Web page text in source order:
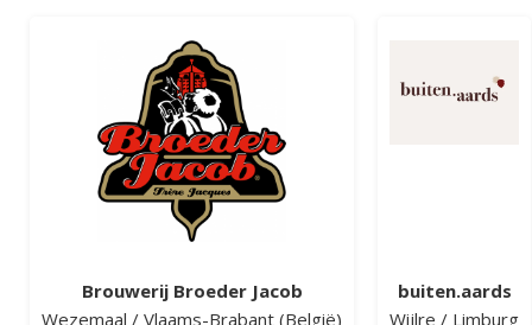
Brouwerij Broeder Jacob
Wezemaal / Vlaams-Brabant (België)
buiten.aards
Wijlre / Limburg